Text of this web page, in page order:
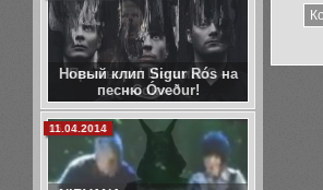
Премьера! МегамасС –
«Сон».
05.12.2013